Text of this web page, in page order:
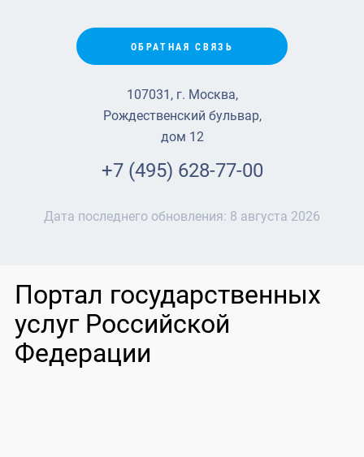
ОБРАТНАЯ СВЯЗЬ
107031, г. Москва,
Рождественский бульвар,
дом 12
+7 (495) 628-77-00
Дата последнего обновления: 8 августа 2026
Портал государственных
услуг Российской
Федерации